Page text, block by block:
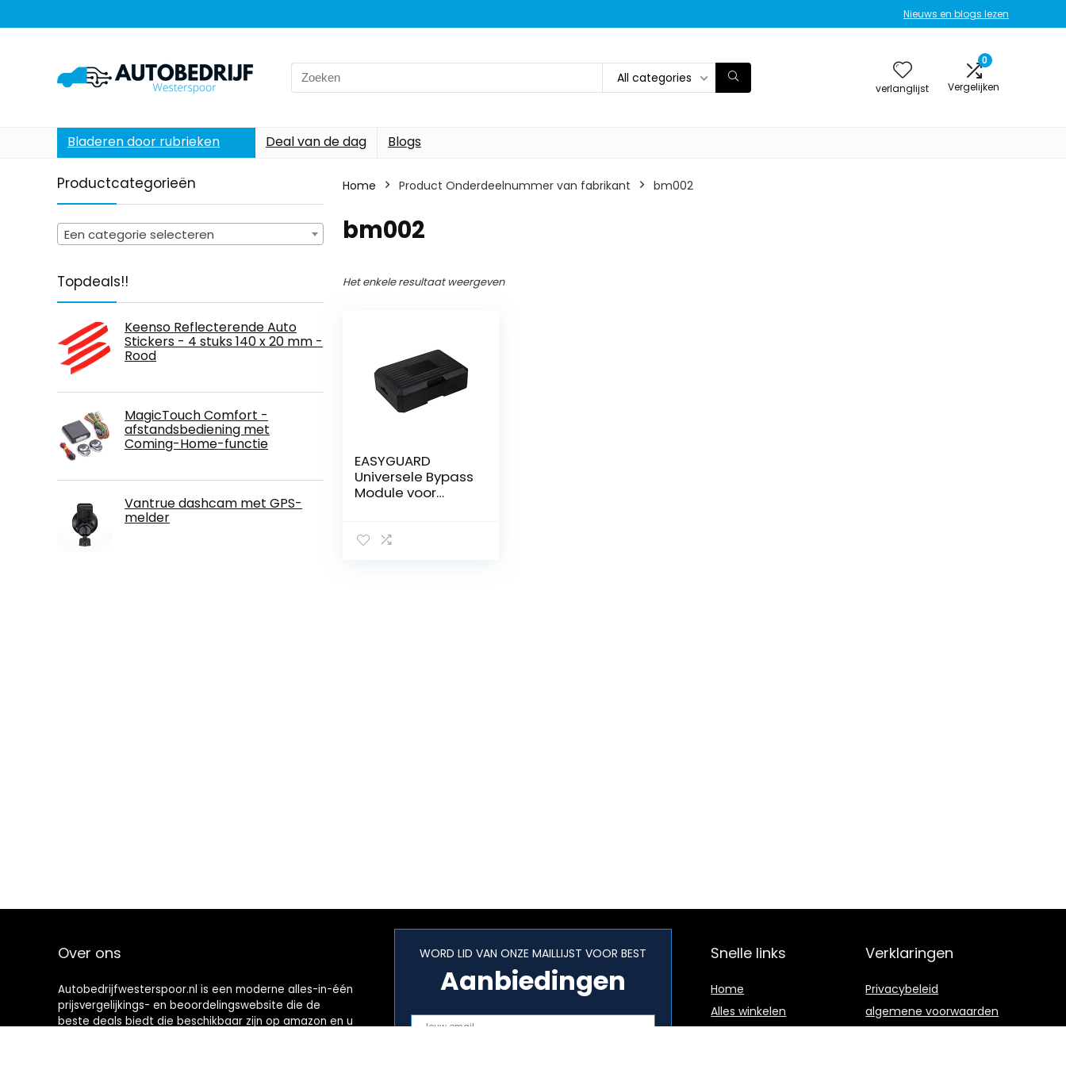
Nieuws en blogs lezen
Search
for:
All categories
verlanglijst
0
Vergelijken
Bladeren door rubrieken Deal van de dag Blogs
Productcategorieën
Een categorie selecteren
Topdeals!!
Keenso Reflecterende Auto
Stickers - 4 stuks 140 x 20 mm -
Rood
MagicTouch Comfort -
afstandsbediening met
Coming-Home-functie
Vantrue dashcam met GPS-
melder
Home Product Onderdeelnummer van fabrikant ‎bm002
‎bm002
Het enkele resultaat weergeven
EASYGUARD
Universele Bypass
Module voor
Over ons
Autobedrijfwesterspoor.nl is een moderne alles-in-één
prijsvergelijkings- en beoordelingswebsite die de
beste deals biedt die beschikbaar zijn op amazon en u
WORD LID VAN ONZE MAILLIJST VOOR BEST
Aanbiedingen
Snelle links
Home
Alles winkelen
Verklaringen
Privacybeleid
algemene voorwaarden